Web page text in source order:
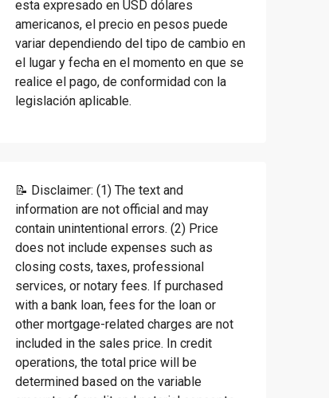
esta expresado en USD dólares
americanos, el precio en pesos puede
variar dependiendo del tipo de cambio en
el lugar y fecha en el momento en que se
realice el pago, de conformidad con la
legislación aplicable.
📝 Disclaimer: (1) The text and
information are not official and may
contain unintentional errors. (2) Price
does not include expenses such as
closing costs, taxes, professional
services, or notary fees. If purchased
with a bank loan, fees for the loan or
other mortgage-related charges are not
included in the sales price. In credit
operations, the total price will be
determined based on the variable